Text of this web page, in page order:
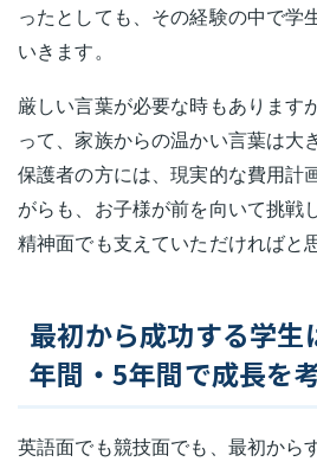
ったとしても、その経験の中で学
いきます。
厳しい言葉が必要な時もあります
って、家族からの温かい言葉は大
保護者の方には、現実的な費用計
がらも、お子様が前を向いて挑戦
精神面でも支えていただければと
最初から成功する学生
年間・5年間で成長を
英語面でも競技面でも、最初から